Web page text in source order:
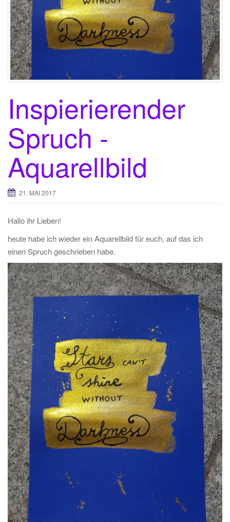
t
i
o
n
Inspierierender
Spruch -
Aquarellbild
21. MAI 2017
Hallo ihr Lieben!
heute habe ich wieder ein Aquarellbild für euch, auf das ich
einen Spruch geschrieben habe.